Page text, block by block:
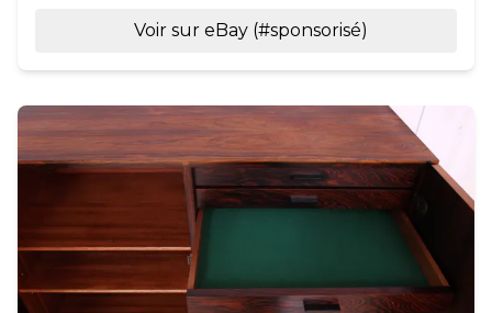
Voir sur eBay (#sponsorisé)